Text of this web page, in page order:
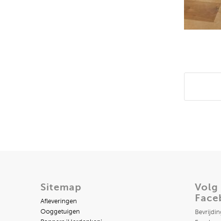
Sitemap
Afleveringen
Ooggetuigen
Volg